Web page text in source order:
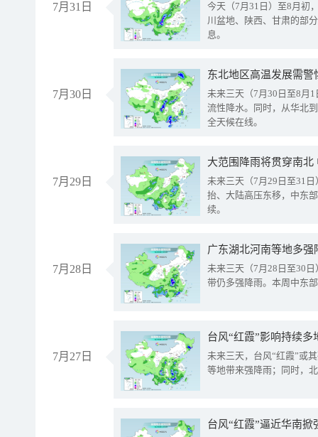
7月31日
今天（7月31日）至8月初
川盆地、陕西、甘肃的部
息。
7月30日
东北地区高温发展需
未来三天（7月30日至8月
流性降水。同时，从华北
全天候在线。
7月29日
大范围降雨将贯穿南
未来三天（7月29日至31
抬、大陆高压东移，中东
续。
7月28日
广东湖北河南等地多
未来三天（7月28日至30
带仍多强降雨。本周中东
7月27日
台风“红霞”影响持续
未来三天，台风“红霞”或
等地带来强降雨；同时，
台风“红霞”逼近华南